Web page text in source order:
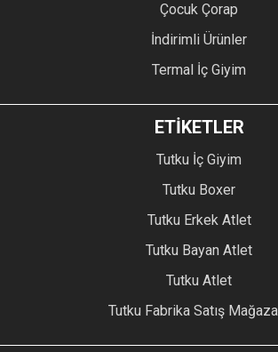
Çocuk Çorap
İndirimli Ürünler
Termal İç Giyim
ETİKETLER
Tutku İç Giyim
Tutku Boxer
Tutku Erkek Atlet
Tutku Bayan Atlet
Tutku Atlet
Tutku Fabrika Satış